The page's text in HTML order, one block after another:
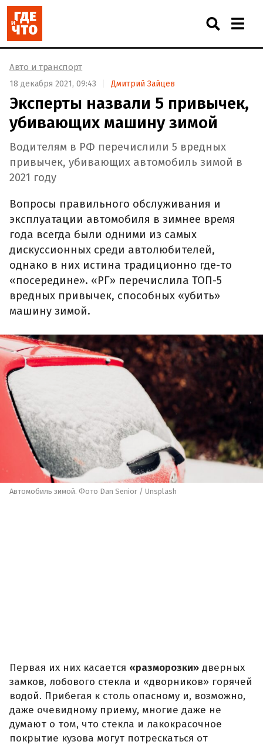
Авто и транспорт
18 декабря 2021, 09:43 Дмитрий Зайцев
Эксперты назвали 5 привычек,
убивающих машину зимой
Водителям в РФ перечислили 5 вредных
привычек, убивающих автомобиль зимой в
2021 году
Вопросы правильного обслуживания и
эксплуатации автомобиля в зимнее время
года всегда были одними из самых
дискуссионных среди автолюбителей,
однако в них истина традиционно где-то
«посередине». «РГ» перечислила ТОП-5
вредных привычек, способных «убить»
машину зимой.
Автомобиль зимой. Фото Dan Senior / Unsplash
Первая их них касается «разморозки» дверных
замков, лобового стекла и «дворников» горячей
водой. Прибегая к столь опасному и, возможно,
даже очевидному приему, многие даже не
думают о том, что стекла и лакокрасочное
покрытие кузова могут потрескаться от